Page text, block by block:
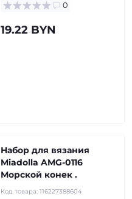
0
19.22 BYN
Набор для вязания
Miadolla AMG-0116
Морской конек .
Код товара: 116227388604